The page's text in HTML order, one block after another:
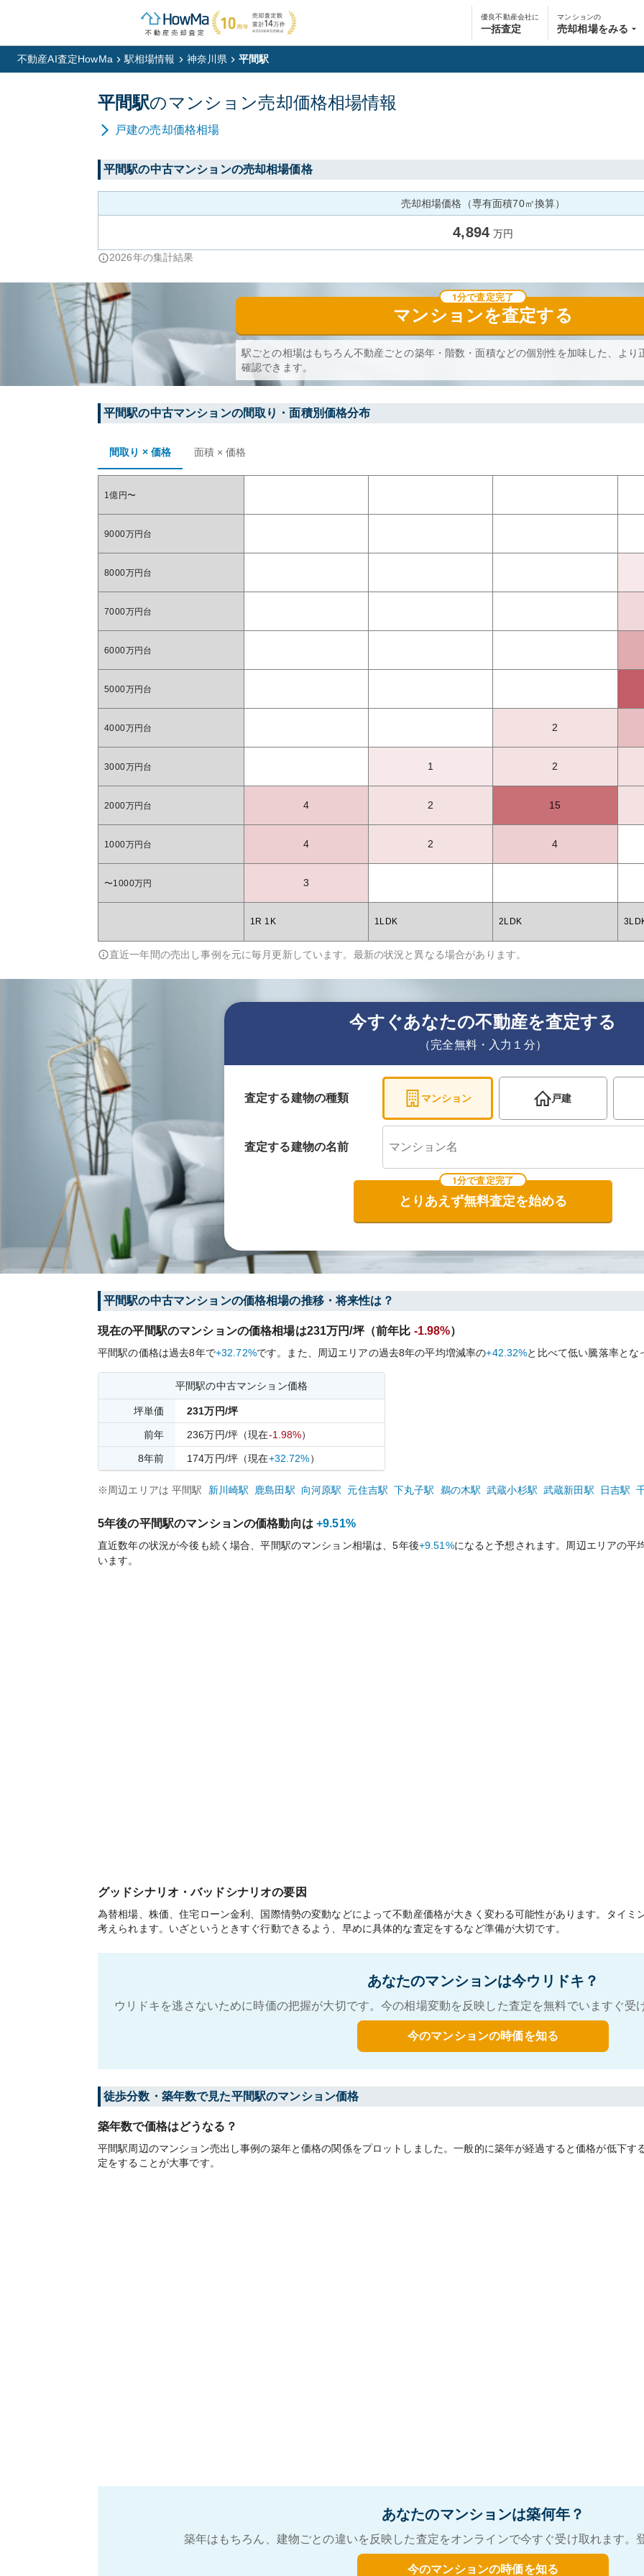
優良不動産会社に
一括査定
マンションの
売却相場をみる
不動産AI査定HowMa 駅相場情報 神奈川県 平間駅
平間駅のマンション売却価格相場情報
戸建の売却価格相場
平間駅の中古マンションの売却相場価格
売却相場価格（専有面積70㎡換算）
4,894 万円
2026年の集計結果
マンションを査定する
1分で査定完了
駅ごとの相場はもちろん不動産ごとの築年・階数・面積などの個別性を加味した、より
確認できます。
平間駅の中古マンションの間取り・面積別価格分布
間取り × 価格 面積 × 価格
1億円〜
9000万円台
8000万円台
7000万円台
6000万円台
5000万円台
4000万円台 2
3000万円台 1 2
2000万円台 4 2 15
1000万円台 4 2 4
〜1000万円 3
1R 1K 1LDK 2LDK
直近一年間の売出し事例を元に毎月更新しています。最新の状況と異なる場合があります。
今すぐあなたの不動産を査定する
（完全無料・入力１分）
査定する建物の種類 マンション 戸建
査定する建物の名前
1分で査定完了
とりあえず無料査定を始める
平間駅の中古マンションの価格相場の推移・将来性は？
現在の平間駅のマンションの価格相場は231万円/坪（前年比 -1.98%）
平間駅の価格は過去8年で+32.72%です。 また、周辺エリアの過去8年の平均増減率の+42.32%と比べて低い騰落率とな
平間駅の中古マンション価格
坪単価 231万円/坪
前年 236万円/坪 （現在-1.98%）
8年前 174万円/坪 （現在+32.72%）
※周辺エリアは 平間駅 新川崎駅 鹿島田 駅 向河原駅 元住吉駅 下丸子駅 鵜の木駅 武蔵小杉駅 武蔵新田 駅 日吉駅
5年後の平間駅のマンションの価格動向は +9.51%
直近数年の状況が今後も続く場合、平間駅のマンション相場は、5年後+9.51%になると予想されます。周辺エリアの平
います。
グッドシナリオ・バッドシナリオの要因
為替相場、株価、住宅ローン金利、国際情勢の変動などによって不動産価格が大きく変わる可能性があります。タイミ
考えられます。いざというときすぐ行動できるよう、早めに具体的な査定をするなど準備が大切です。
あなたのマンションは今ウリドキ？
ウリドキを逃さないために時価の把握が大切です。今の相場変動を反映した査定を無料でいますぐ
今のマンションの時価を知る
徒歩分数・築年数で見た平間駅のマンション価格
築年数で価格はどうなる？
平間駅周辺のマンション売出し事例の築年と価格の関係をプロットしました。一般的に築年が経過すると価格が低下す
定をすることが大事です。
あなたのマンションは築何年？
築年はもちろん、建物ごとの違いを反映した査定をオンラインで今すぐ受け取れます。
今のマンションの時価を知る